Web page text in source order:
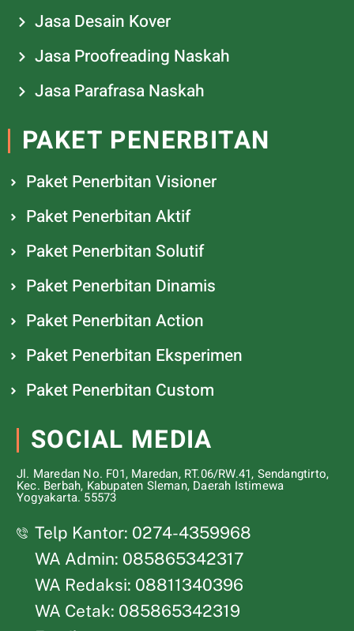
Jasa Desain Kover
Jasa Proofreading Naskah
Jasa Parafrasa Naskah
PAKET PENERBITAN
Paket Penerbitan Visioner
Paket Penerbitan Aktif
Paket Penerbitan Solutif
Paket Penerbitan Dinamis
Paket Penerbitan Action
Paket Penerbitan Eksperimen
Paket Penerbitan Custom
SOCIAL MEDIA
Jl. Maredan No. F01, Maredan, RT.06/RW.41, Sendangtirto,
Kec. Berbah, Kabupaten Sleman, Daerah Istimewa
Yogyakarta. 55573
Telp Kantor: 0274-4359968
WA Admin: 085865342317
WA Redaksi: 08811340396
WA Cetak: 085865342319